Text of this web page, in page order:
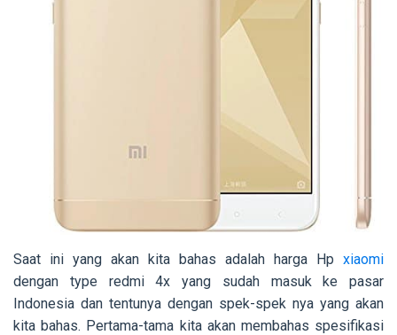
Saat ini yang akan kita bahas adalah harga Hp xiaomi
dengan type redmi 4x yang sudah masuk ke pasar
Indonesia dan tentunya dengan spek-spek nya yang akan
kita bahas. Pertama-tama kita akan membahas spesifikasi